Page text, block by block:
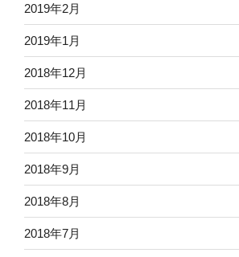
2019年2月
2019年1月
2018年12月
2018年11月
2018年10月
2018年9月
2018年8月
2018年7月